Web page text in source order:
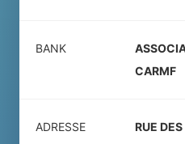
BANK
CARMF
ADRESSE RUE